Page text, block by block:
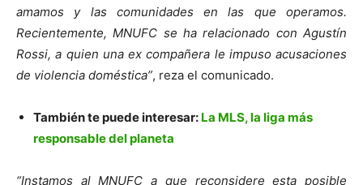
amamos y las comunidades en las que operamos.
Recientemente, MNUFC se ha relacionado con Agustín
Rossi, a quien una ex compañera le impuso acusaciones
de violencia doméstica”, reza el comunicado.
También te puede interesar: La MLS, la liga más
responsable del planeta
“Instamos al MNUFC a que reconsidere esta posible